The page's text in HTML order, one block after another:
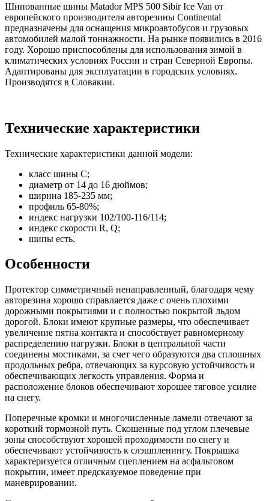
Шипованные шины Matador MPS 500 Sibir Ice Van от
европейского производителя авторезины Continental
предназначены для оснащения микроавтобусов и грузовых
автомобилей малой тоннажности. На рынке появились в 2016
году. Хорошо приспособлены для использования зимой в
климатических условиях России и стран Северной Европы.
Адаптированы для эксплуатации в городских условиях.
Производятся в Словакии.
Технические характеристики
Технические характеристики данной модели:
класс шины C;
диаметр от 14 до 16 дюймов;
ширина 185-235 мм;
профиль 65-80%;
индекс нагрузки 102/100-116/114;
индекс скорости R, Q;
шипы есть.
Особенности
Протектор симметричный ненаправленный, благодаря чему
авторезина хорошо справляется даже с очень плохими
дорожными покрытиями и с полностью покрытой льдом
дорогой. Блоки имеют крупные размеры, что обеспечивает
увеличение пятна контакта и способствует равномерному
распределению нагрузки. Блоки в центральной части
соединены мостиками, за счет чего образуются два сплошных
продольных ребра, отвечающих за курсовую устойчивость и
обеспечивающих легкость управления. Форма и
расположение блоков обеспечивают хорошее тяговое усилие
на снегу.
Поперечные кромки и многочисленные ламели отвечают за
короткий тормозной путь. Скошенные под углом плечевые
зоны способствуют хорошей проходимости по снегу и
обеспечивают устойчивость к слэшпленингу. Покрышка
характеризуется отличным сцеплением на асфальтовом
покрытии, имеет предсказуемое поведение при
маневрировании.